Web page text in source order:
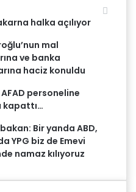
halka açılıyor
mal
ve banka
haciz konuldu
personeline
kapattı…
Bir yanda ABD,
YPG biz de Emevi
namaz kılıyoruz